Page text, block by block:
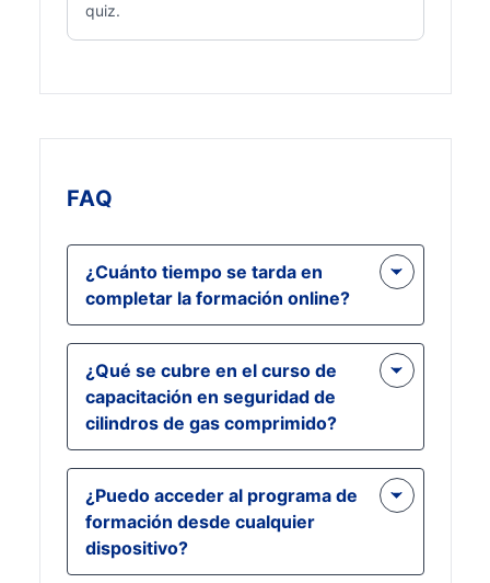
quiz.
FAQ
¿Cuánto tiempo se tarda en
completar la formación online?
El curso está diseñado para
completarlo a su propio ritmo y, por
lo general, le llevará unas pocas
horas, según su horario y su
familiaridad con el material.
¿Qué se cubre en el curso de
capacitación en seguridad de
cilindros de gas comprimido?
El curso cubre manipulación,
almacenamiento, inspección y
procedimientos de emergencia
relacionados con cilindros de gas
comprimido. También incluye
¿Puedo acceder al programa de
formación desde cualquier
dispositivo?